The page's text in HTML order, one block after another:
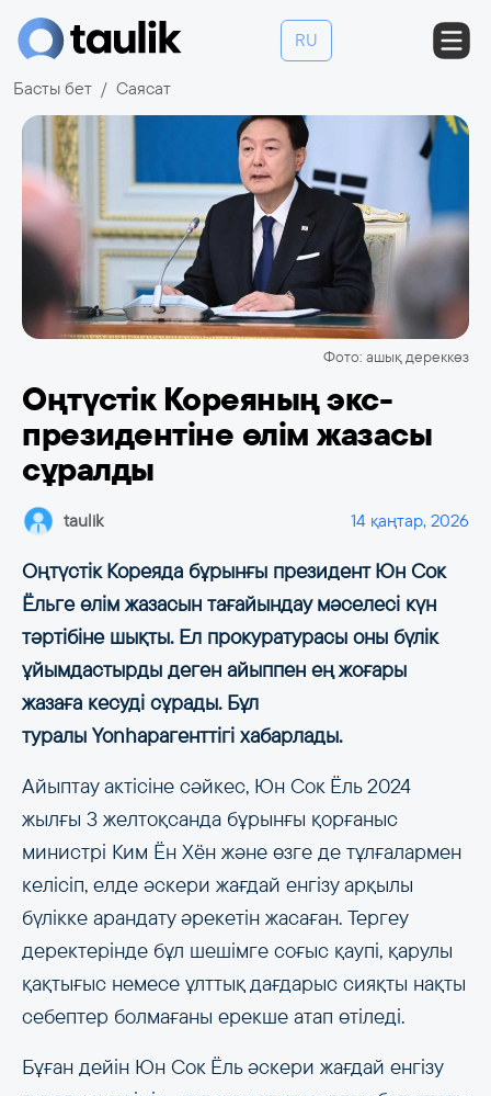
RU
Басты бет Саясат
Фото: ашық дереккөз
Оңтүстік Кореяның экс-
президентіне өлім жазасы
сұралды
taulik 14 қаңтар, 2026
Оңтүстік Кореяда бұрынғы президент Юн Сок
Ёльге өлім жазасын тағайындау мәселесі күн
тәртібіне шықты. Ел прокуратурасы оны бүлік
ұйымдастырды деген айыппен ең жоғары
жазаға кесуді сұрады. Бұл
туралы Yonhapагенттігі хабарлады.
Айыптау актісіне сәйкес, Юн Сок Ёль 2024
жылғы 3 желтоқсанда бұрынғы қорғаныс
министрі Ким Ён Хён және өзге де тұлғалармен
келісіп, елде әскери жағдай енгізу арқылы
бүлікке арандату әрекетін жасаған. Тергеу
деректерінде бұл шешімге соғыс қаупі, қарулы
қақтығыс немесе ұлттық дағдарыс сияқты нақты
себептер болмағаны ерекше атап өтіледі.
Бұған дейін Юн Сок Ёль әскери жағдай енгізу